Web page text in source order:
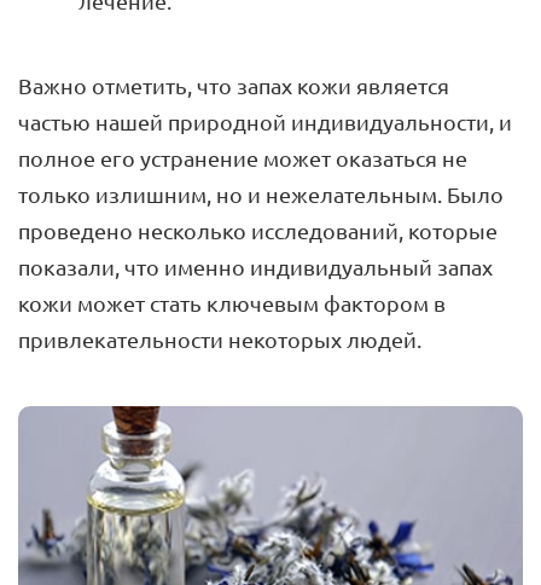
Важно отметить, что запах кожи является
частью нашей природной индивидуальности, и
полное его устранение может оказаться не
только излишним, но и нежелательным. Было
проведено несколько исследований, которые
показали, что именно индивидуальный запах
кожи может стать ключевым фактором в
привлекательности некоторых людей.